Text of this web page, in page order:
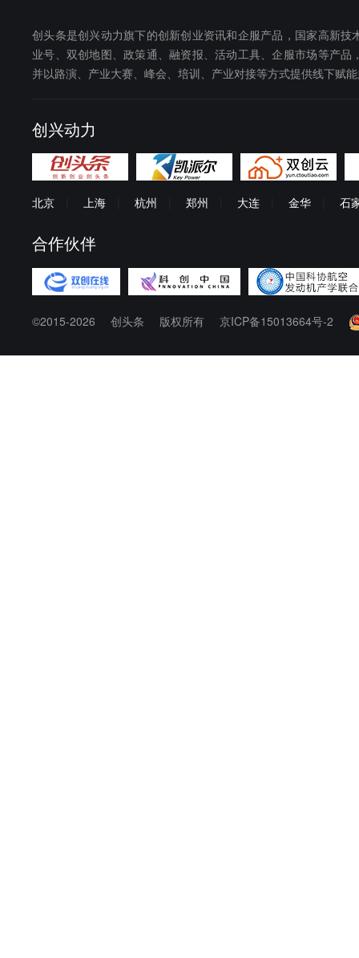
创头条是创兴动力旗下的创新创业资讯和企服产品，国家高新
业号、双创地图、政策通、融资报、活动工具、企服市场等产
并以路演、产业大赛、峰会、培训、产业对接等方式提供线下赋
创兴动力
北京 上海 杭州 郑州 大连 金华 石
合作伙伴
©2015-2026 创头条 版权所有 京ICP备15013664号-2